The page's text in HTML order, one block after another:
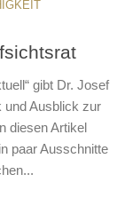
gibt Dr. Josef
und Ausblick zur
diesen Artikel
paar Ausschnitte